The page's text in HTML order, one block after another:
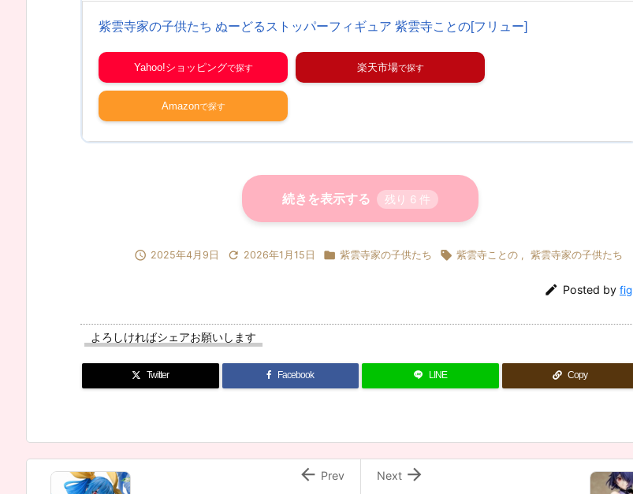
紫雲寺家の子供たち ぬーどるストッパーフィギュア 紫雲寺ことの[フリュー]
Yahoo!ショッピング 楽天市場
Amazon
続きを表示する 残り 6 件
 2025年4月9日  2026年1月15日  紫雲寺家の子供たち  紫雲寺ことの , 紫雲寺家の子供たち
 Posted by fig
よろしければシェアお願いします
Twitter Facebook LINE Copy

Next
 Prev